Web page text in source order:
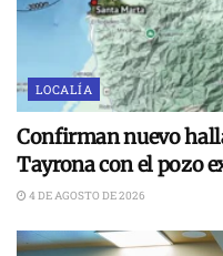
LOCALÍA
Confirman nuevo
Tayrona con el pozo
4 DE AGOSTO DE 2026